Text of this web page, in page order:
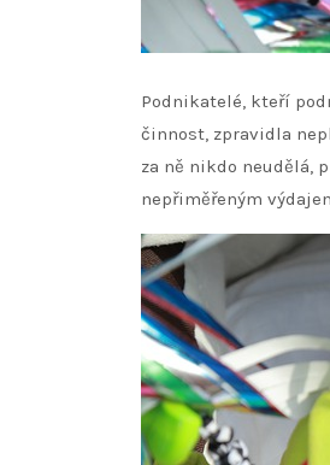
Podnikatelé, kteří
činnost, zpravidla
za ně nikdo neudělá,
nepřiměřeným